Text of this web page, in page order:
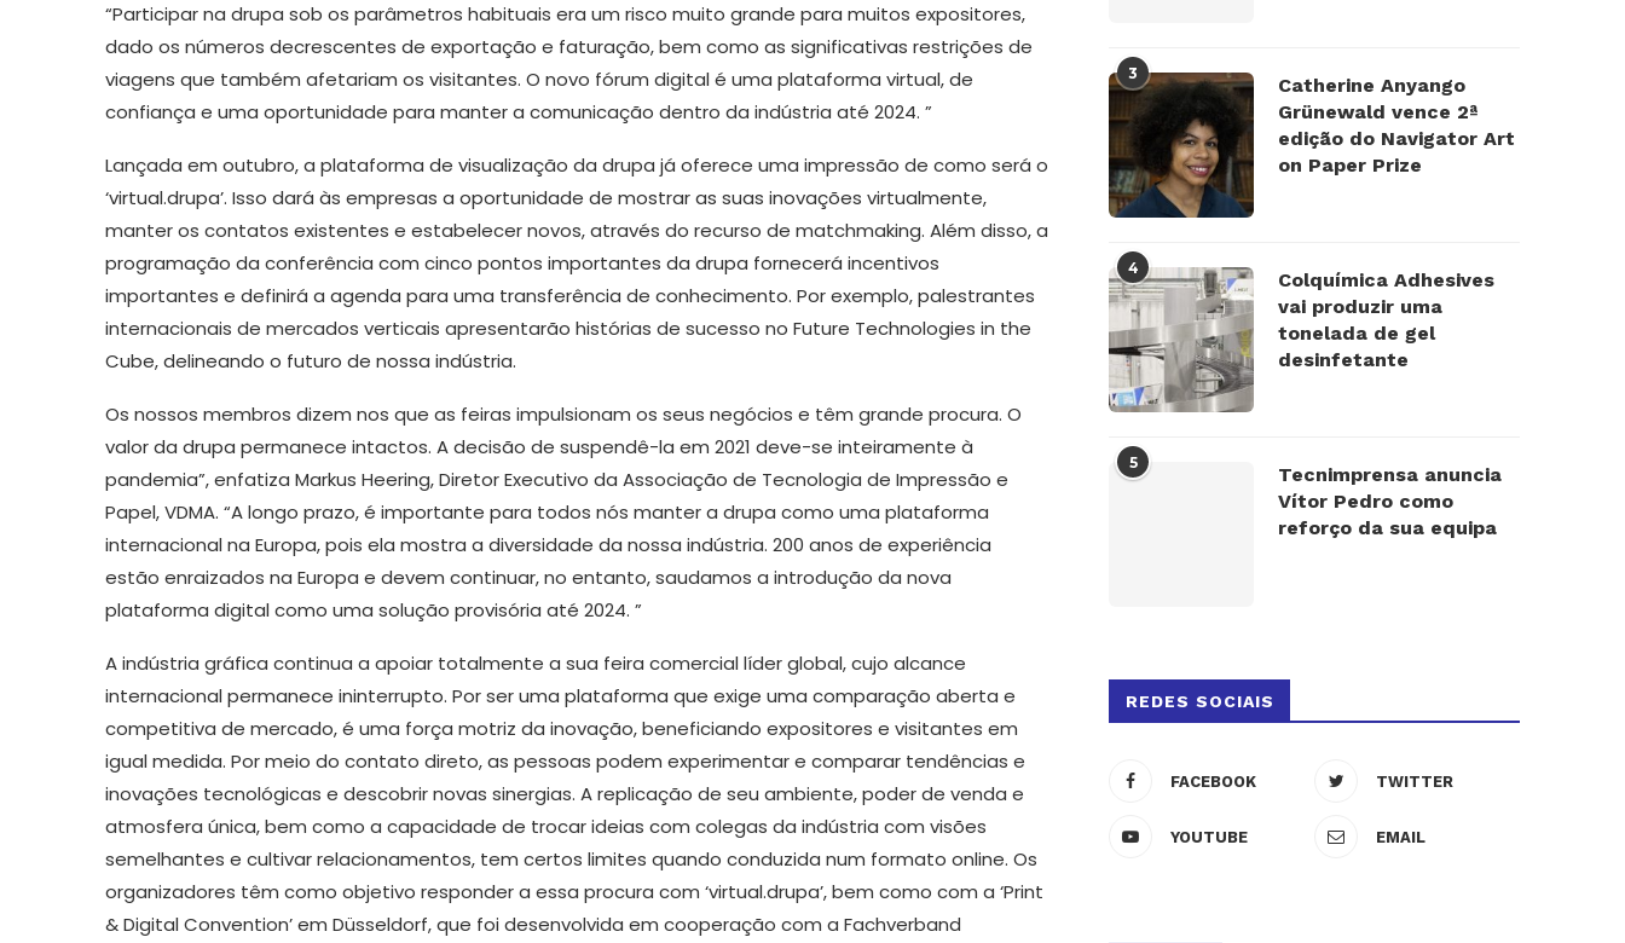
“Participar na drupa sob os parâmetros habituais era um risco muito grande para muitos expositores,
dado os números decrescentes de exportação e faturação, bem como as significativas restrições de
viagens que também afetariam os visitantes. O novo fórum digital é uma plataforma virtual, de
confiança e uma oportunidade para manter a comunicação dentro da indústria até 2024. ”
Lançada em outubro, a plataforma de visualização da drupa já oferece uma impressão de como será o
‘virtual.drupa’. Isso dará às empresas a oportunidade de mostrar as suas inovações virtualmente,
manter os contatos existentes e estabelecer novos, através do recurso de matchmaking. Além disso, a
programação da conferência com cinco pontos importantes da drupa fornecerá incentivos
importantes e definirá a agenda para uma transferência de conhecimento. Por exemplo, palestrantes
internacionais de mercados verticais apresentarão histórias de sucesso no Future Technologies in the
Cube, delineando o futuro de nossa indústria.
Os nossos membros dizem nos que as feiras impulsionam os seus negócios e têm grande procura. O
valor da drupa permanece intactos. A decisão de suspendê-la em 2021 deve-se inteiramente à
pandemia”, enfatiza Markus Heering, Diretor Executivo da Associação de Tecnologia de Impressão e
Papel, VDMA. “A longo prazo, é importante para todos nós manter a drupa como uma plataforma
internacional na Europa, pois ela mostra a diversidade da nossa indústria. 200 anos de experiência
estão enraizados na Europa e devem continuar, no entanto, saudamos a introdução da nova
plataforma digital como uma solução provisória até 2024. ”
A indústria gráfica continua a apoiar totalmente a sua feira comercial líder global, cujo alcance
internacional permanece ininterrupto. Por ser uma plataforma que exige uma comparação aberta e
competitiva de mercado, é uma força motriz da inovação, beneficiando expositores e visitantes em
igual medida. Por meio do contato direto, as pessoas podem experimentar e comparar tendências e
inovações tecnológicas e descobrir novas sinergias. A replicação de seu ambiente, poder de venda e
atmosfera única, bem como a capacidade de trocar ideias com colegas da indústria com visões
semelhantes e cultivar relacionamentos, tem certos limites quando conduzida num formato online. Os
organizadores têm como objetivo responder a essa procura com ‘virtual.drupa’, bem como com a ‘Print
& Digital Convention’ em Düsseldorf, que foi desenvolvida em cooperação com a Fachverband
3
Catherine Anyango
Grünewald vence 2ª
edição do Navigator Art
on Paper Prize
4
Colquímica Adhesives
vai produzir uma
tonelada de gel
desinfetante
5
Tecnimprensa anuncia
Vítor Pedro como
reforço da sua equipa
REDES SOCIAIS
FACEBOOK TWITTER
YOUTUBE EMAIL